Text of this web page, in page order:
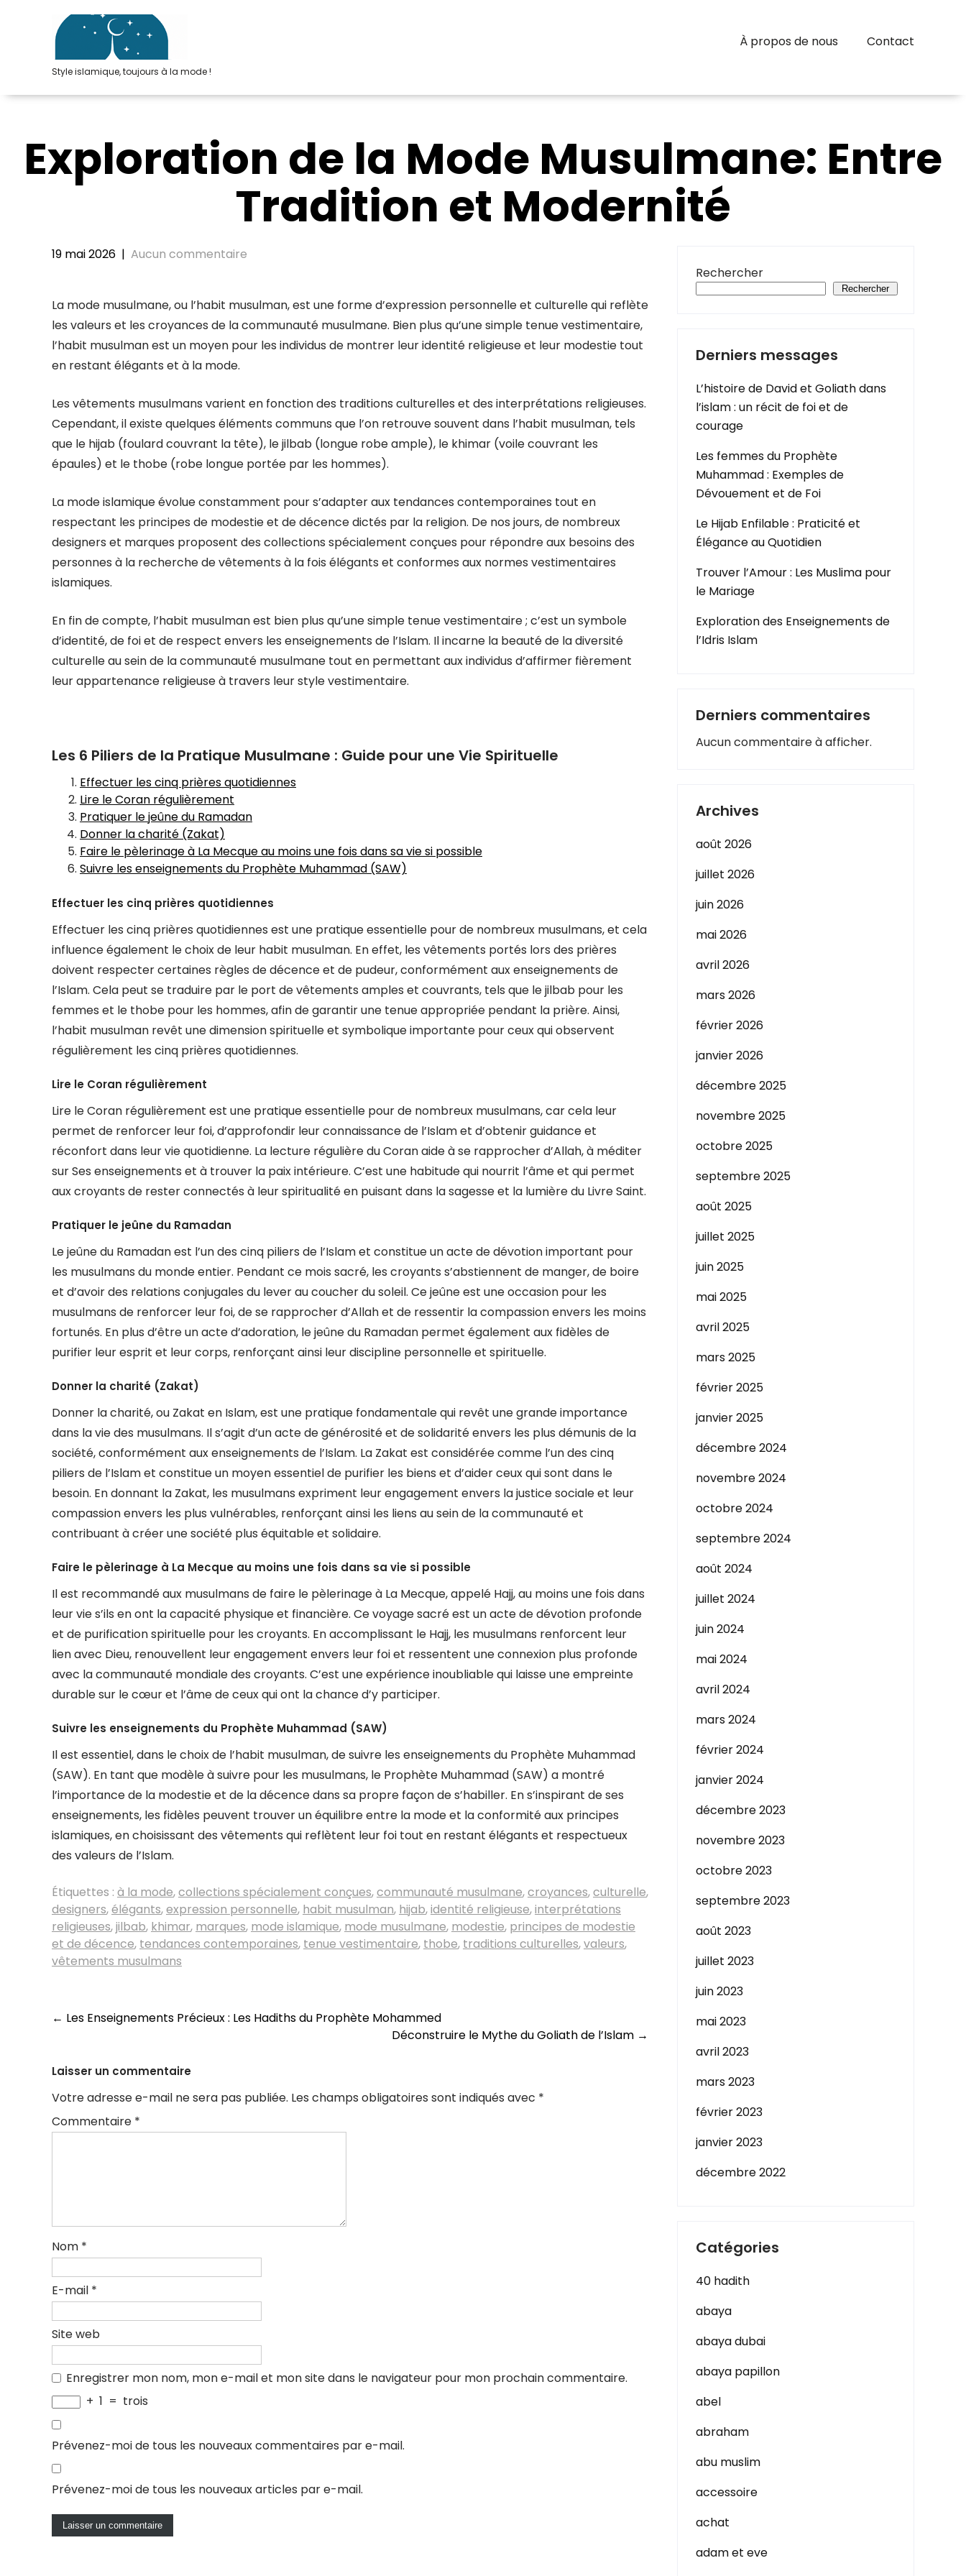
Style islamique, toujours à la mode !
À propos de nous Contact
Exploration de la Mode Musulmane: Entre
Tradition et Modernité
19 mai 2026 | Aucun commentaire
La mode musulmane, ou l’habit musulman, est une forme d’expression personnelle et culturelle qui reflète
les valeurs et les croyances de la communauté musulmane. Bien plus qu’une simple tenue vestimentaire,
l’habit musulman est un moyen pour les individus de montrer leur identité religieuse et leur modestie tout
en restant élégants et à la mode.
Les vêtements musulmans varient en fonction des traditions culturelles et des interprétations religieuses.
Cependant, il existe quelques éléments communs que l’on retrouve souvent dans l’habit musulman, tels
que le hijab (foulard couvrant la tête), le jilbab (longue robe ample), le khimar (voile couvrant les
épaules) et le thobe (robe longue portée par les hommes).
La mode islamique évolue constamment pour s’adapter aux tendances contemporaines tout en
respectant les principes de modestie et de décence dictés par la religion. De nos jours, de nombreux
designers et marques proposent des collections spécialement conçues pour répondre aux besoins des
personnes à la recherche de vêtements à la fois élégants et conformes aux normes vestimentaires
islamiques.
En fin de compte, l’habit musulman est bien plus qu’une simple tenue vestimentaire ; c’est un symbole
d’identité, de foi et de respect envers les enseignements de l’Islam. Il incarne la beauté de la diversité
culturelle au sein de la communauté musulmane tout en permettant aux individus d’affirmer fièrement
leur appartenance religieuse à travers leur style vestimentaire.
Les 6 Piliers de la Pratique Musulmane : Guide pour une Vie Spirituelle
Effectuer les cinq prières quotidiennes
Lire le Coran régulièrement
Pratiquer le jeûne du Ramadan
Donner la charité (Zakat)
Faire le pèlerinage à La Mecque au moins une fois dans sa vie si possible
Suivre les enseignements du Prophète Muhammad (SAW)
Effectuer les cinq prières quotidiennes
Effectuer les cinq prières quotidiennes est une pratique essentielle pour de nombreux musulmans, et cela
influence également le choix de leur habit musulman. En effet, les vêtements portés lors des prières
doivent respecter certaines règles de décence et de pudeur, conformément aux enseignements de
l’Islam. Cela peut se traduire par le port de vêtements amples et couvrants, tels que le jilbab pour les
femmes et le thobe pour les hommes, afin de garantir une tenue appropriée pendant la prière. Ainsi,
l’habit musulman revêt une dimension spirituelle et symbolique importante pour ceux qui observent
régulièrement les cinq prières quotidiennes.
Lire le Coran régulièrement
Lire le Coran régulièrement est une pratique essentielle pour de nombreux musulmans, car cela leur
permet de renforcer leur foi, d’approfondir leur connaissance de l’Islam et d’obtenir guidance et
réconfort dans leur vie quotidienne. La lecture régulière du Coran aide à se rapprocher d’Allah, à méditer
sur Ses enseignements et à trouver la paix intérieure. C’est une habitude qui nourrit l’âme et qui permet
aux croyants de rester connectés à leur spiritualité en puisant dans la sagesse et la lumière du Livre Saint.
Pratiquer le jeûne du Ramadan
Le jeûne du Ramadan est l’un des cinq piliers de l’Islam et constitue un acte de dévotion important pour
les musulmans du monde entier. Pendant ce mois sacré, les croyants s’abstiennent de manger, de boire
et d’avoir des relations conjugales du lever au coucher du soleil. Ce jeûne est une occasion pour les
musulmans de renforcer leur foi, de se rapprocher d’Allah et de ressentir la compassion envers les moins
fortunés. En plus d’être un acte d’adoration, le jeûne du Ramadan permet également aux fidèles de
purifier leur esprit et leur corps, renforçant ainsi leur discipline personnelle et spirituelle.
Donner la charité (Zakat)
Donner la charité, ou Zakat en Islam, est une pratique fondamentale qui revêt une grande importance
dans la vie des musulmans. Il s’agit d’un acte de générosité et de solidarité envers les plus démunis de la
société, conformément aux enseignements de l’Islam. La Zakat est considérée comme l’un des cinq
piliers de l’Islam et constitue un moyen essentiel de purifier les biens et d’aider ceux qui sont dans le
besoin. En donnant la Zakat, les musulmans expriment leur engagement envers la justice sociale et leur
compassion envers les plus vulnérables, renforçant ainsi les liens au sein de la communauté et
contribuant à créer une société plus équitable et solidaire.
Faire le pèlerinage à La Mecque au moins une fois dans sa vie si possible
Il est recommandé aux musulmans de faire le pèlerinage à La Mecque, appelé Hajj, au moins une fois dans
leur vie s’ils en ont la capacité physique et financière. Ce voyage sacré est un acte de dévotion profonde
et de purification spirituelle pour les croyants. En accomplissant le Hajj, les musulmans renforcent leur
lien avec Dieu, renouvellent leur engagement envers leur foi et ressentent une connexion plus profonde
avec la communauté mondiale des croyants. C’est une expérience inoubliable qui laisse une empreinte
durable sur le cœur et l’âme de ceux qui ont la chance d’y participer.
Suivre les enseignements du Prophète Muhammad (SAW)
Il est essentiel, dans le choix de l’habit musulman, de suivre les enseignements du Prophète Muhammad
(SAW). En tant que modèle à suivre pour les musulmans, le Prophète Muhammad (SAW) a montré
l’importance de la modestie et de la décence dans sa propre façon de s’habiller. En s’inspirant de ses
enseignements, les fidèles peuvent trouver un équilibre entre la mode et la conformité aux principes
islamiques, en choisissant des vêtements qui reflètent leur foi tout en restant élégants et respectueux
des valeurs de l’Islam.
Étiquettes : à la mode,collections spécialement conçues,communauté musulmane,croyances,culturelle,
designers,élégants,expression personnelle, habit musulman, hijab,identité religieuse,interprétations
religieuses,jilbab, khimar, marques, mode islamique, mode musulmane, modestie, principes de modestie
et de décence, tendances contemporaines, tenue vestimentaire, thobe, traditions culturelles,valeurs,
vêtements musulmans
Navigation
articles
← Les Enseignements Précieux : Les Hadiths du Prophète Mohammed
Déconstruire le Mythe du Goliath de l’Islam →
Laisser un commentaire
Votre adresse e-mail ne sera pas publiée. Les champs obligatoires sont indiqués avec *
Commentaire *
Nom *
E-mail *
Site web
Enregistrer mon nom, mon e-mail et mon site dans le navigateur pour mon prochain commentaire.
+ 1 = trois
Prévenez-moi de tous les nouveaux commentaires par e-mail.
Prévenez-moi de tous les nouveaux articles par e-mail.
Rechercher
Rechercher
Derniers messages
L’histoire de David et Goliath dans
l’islam : un récit de foi et de
courage
Les femmes du Prophète
Muhammad : Exemples de
Dévouement et de Foi
Le Hijab Enfilable : Praticité et
Élégance au Quotidien
Trouver l’Amour : Les Muslima pour
le Mariage
Exploration des Enseignements de
l’Idris Islam
Derniers commentaires
Aucun commentaire à afficher.
Archives
août 2026
juillet 2026
juin 2026
mai 2026
avril 2026
mars 2026
février 2026
janvier 2026
décembre 2025
novembre 2025
octobre 2025
septembre 2025
août 2025
juillet 2025
juin 2025
mai 2025
avril 2025
mars 2025
février 2025
janvier 2025
décembre 2024
novembre 2024
octobre 2024
septembre 2024
août 2024
juillet 2024
juin 2024
mai 2024
avril 2024
mars 2024
février 2024
janvier 2024
décembre 2023
novembre 2023
octobre 2023
septembre 2023
août 2023
juillet 2023
juin 2023
mai 2023
avril 2023
mars 2023
février 2023
janvier 2023
décembre 2022
Catégories
40 hadith
abaya
abaya dubai
abaya papillon
abel
abraham
abu muslim
accessoire
achat
adam et eve